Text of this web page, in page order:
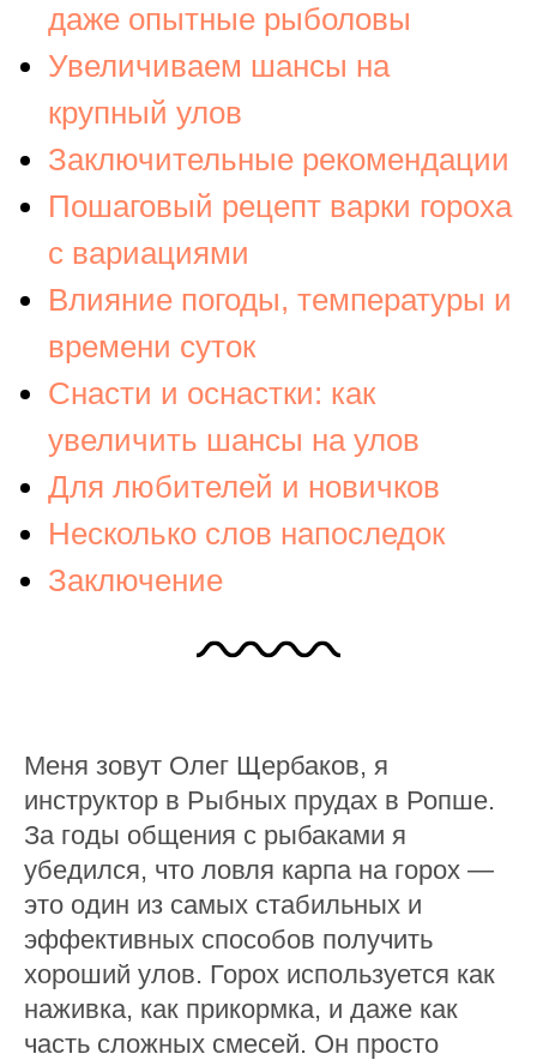
даже опытные рыболовы
Увеличиваем шансы на
крупный улов
Заключительные рекомендации
Пошаговый рецепт варки гороха
с вариациями
Влияние погоды, температуры и
времени суток
Снасти и оснастки: как
увеличить шансы на улов
Для любителей и новичков
Несколько слов напоследок
Заключение
Меня зовут Олег Щербаков, я
инструктор в Рыбных прудах в Ропше.
За годы общения с рыбаками я
убедился, что ловля карпа на горох —
это один из самых стабильных и
эффективных способов получить
хороший улов. Горох используется как
наживка, как прикормка, и даже как
часть сложных смесей. Он просто